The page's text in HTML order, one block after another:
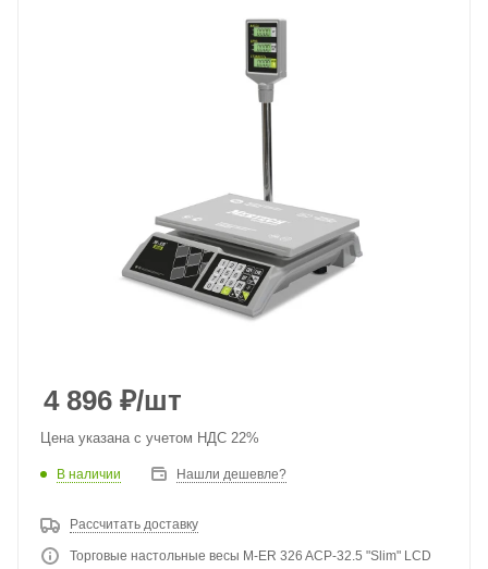
4 896 ₽/шт
Цена указана с учетом НДС 22%
В наличии Нашли дешевле?
Рассчитать доставку
Торговые настольные весы M-ER 326 ACP-32.5 "Slim" LCD